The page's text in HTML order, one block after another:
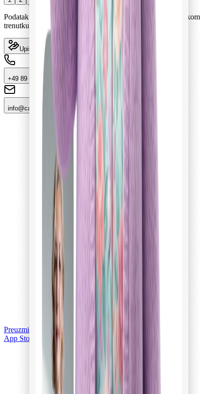
Podatak ostaje na tvom uređaju. Možeš ga promijeniti u svakom
trenutku.
Upiši Pflegegrad
+49 89 47502401
info@cair-app.com
Preuzmi na
App Store